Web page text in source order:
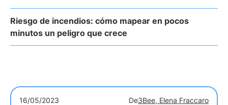
Riesgo de incendios: cómo mapear en pocos
minutos un peligro que crece
16/05/2023 De3Bee, Elena Fraccaro